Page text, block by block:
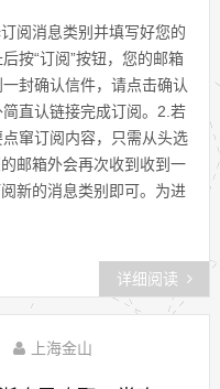
阅消息类别并填写好您的
按“订阅”按钮，您的邮箱
封确认信件，请点击确认
直认链接完成订阅。2.若
窜订阅内容，只需从头选
邮箱外会再次收到收到一
新的消息类别即可。为进
详细阅读
上海金山